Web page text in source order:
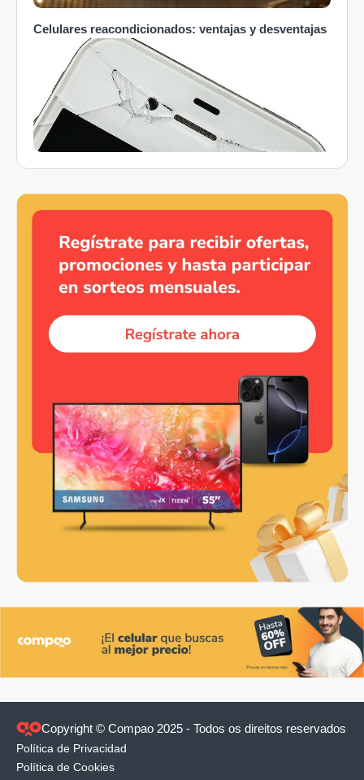
Celulares reacondicionados: ventajas y desventajas
Copyright © Compao 2025 - Todos os direitos reservados
Política de Privacidad
Política de Cookies